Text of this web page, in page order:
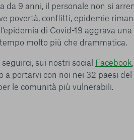
Consenti tutti
da 9 anni, il personale non si
povertà, conflitti, epidemie
di Covid-19 aggrava
molto più che drammatica.
sui nostri social Facebook,
a portarvi con noi nei 32 paesi
le comunità più vulnerabili.